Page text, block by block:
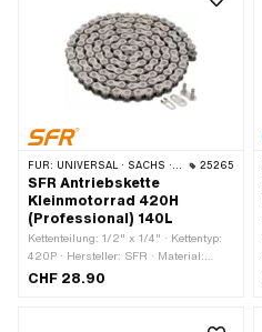
FÜR: UNIVERSAL · SACHS · KREIDLER 25265
SFR Antriebskette
Kleinmotorrad 420H
(Professional) 140L
Kettenteilung: 1/2" x 1/4" · Kettentyp:
420P · Hersteller: SFR · Material:
Stahl · Oberfläche: lackiert · Farbe:
Kettenschloss-Art: Federverschluss
CHF 28.90